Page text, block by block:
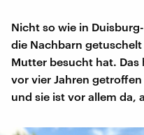
Nicht so wie in
die Nachbarn
Mutter besucht hat. Das
vor vier Jahren
und sie ist vor allem da,